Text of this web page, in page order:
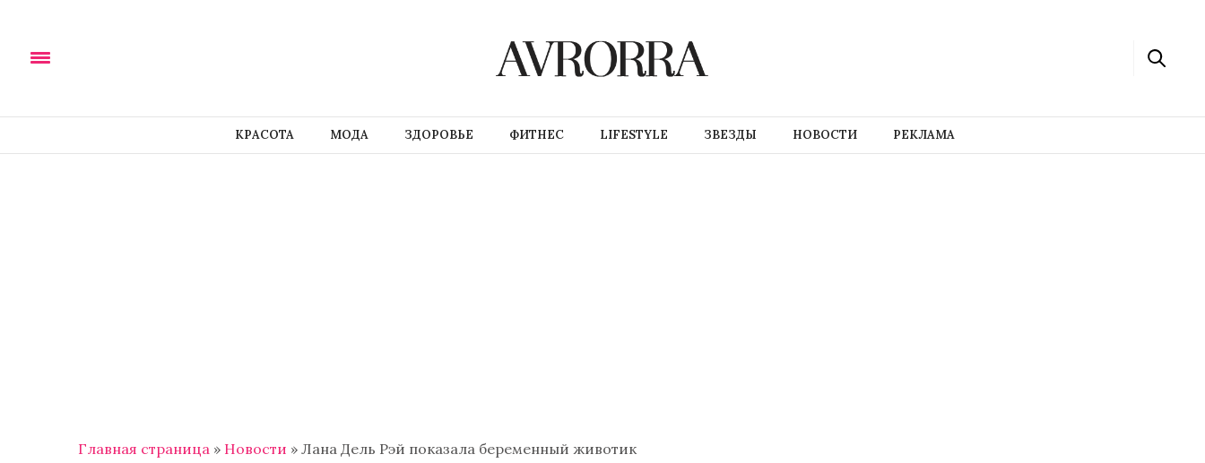
КРАСОТА МОДА ЗДОРОВЬЕ ФИТНЕС LIFESTYLE ЗВЕЗДЫ НОВОСТИ РЕКЛАМА
Главная страница » Новости » Лана Дель Рэй показала беременный животик